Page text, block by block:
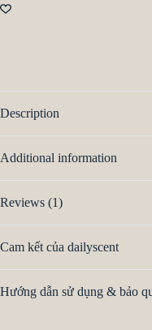
Description
Additional information
Reviews (1)
Cam kết của dailyscent
Hướng dẫn sử dụng & bảo